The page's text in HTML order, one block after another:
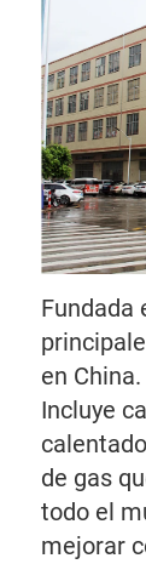
Fundada
en
Incluye
de gas
todo el
mejorar